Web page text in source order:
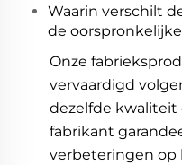
Waarin verschilt
de
Onze
vervaardigd
dezelfde kwaliteit
fabrikant
verbeteringen op